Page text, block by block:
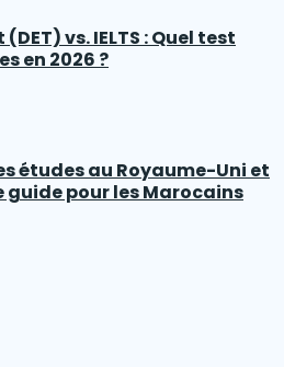
vs. IELTS : Quel test
en 2026 ?
études au Royaume-Uni et
guide pour les Marocains